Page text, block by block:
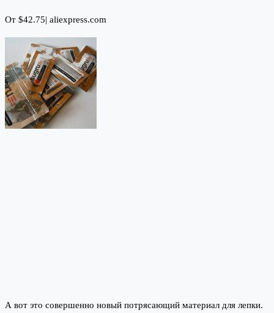
От $42.75| aliexpress.com
А вот это совершенно новый потрясающий материал для лепки.